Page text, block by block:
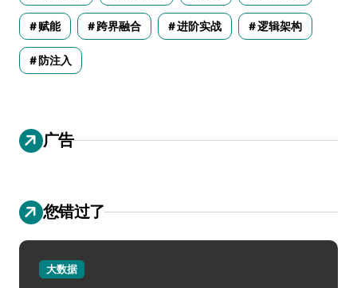
赋能 跨界融合 进阶实战 逻辑架构
防注入
广告
您错过了
大数据